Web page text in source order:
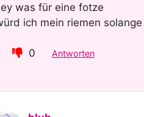
was für eine fotze
ich mein riemen
0 Antworten